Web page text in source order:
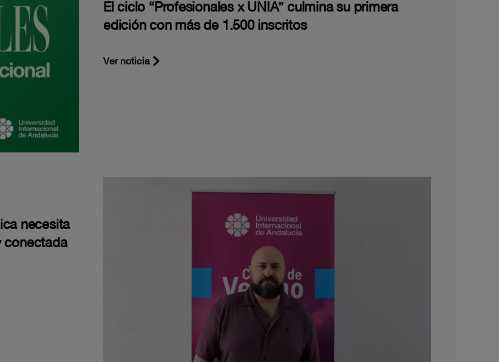
El ciclo “Profesionales x UNIA” culmina su primera
edición con más de 1.500 inscritos
Ver noticia
necesita
conectada